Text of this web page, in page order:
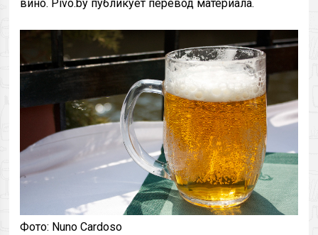
вино. Pivo.by публикует перевод материала.
Фото: Nuno Cardoso